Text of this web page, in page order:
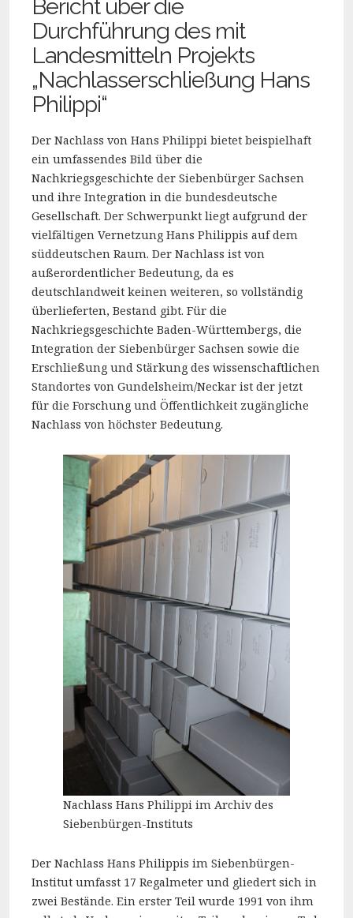
Bericht über die
Durchführung des mit
Landesmitteln Projekts
„Nachlasserschließung Hans
Philippi“
Der Nachlass von Hans Philippi bietet beispielhaft
ein umfassendes Bild über die
Nachkriegsgeschichte der Siebenbürger Sachsen
und ihre Integration in die bundesdeutsche
Gesellschaft. Der Schwerpunkt liegt aufgrund der
vielfältigen Vernetzung Hans Philippis auf dem
süddeutschen Raum. Der Nachlass ist von
außerordentlicher Bedeutung, da es
deutschlandweit keinen weiteren, so vollständig
überlieferten, Bestand gibt. Für die
Nachkriegsgeschichte Baden-Württembergs, die
Integration der Siebenbürger Sachsen sowie die
Erschließung und Stärkung des wissenschaftlichen
Standortes von Gundelsheim/Neckar ist der jetzt
für die Forschung und Öffentlichkeit zugängliche
Nachlass von höchster Bedeutung.
Nachlass Hans Philippi im Archiv des
Siebenbürgen-Instituts
Der Nachlass Hans Philippis im Siebenbürgen-
Institut umfasst 17 Regalmeter und gliedert sich in
zwei Bestände. Ein erster Teil wurde 1991 von ihm